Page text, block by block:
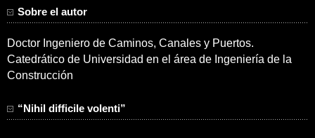
Sobre el autor
Doctor Ingeniero de Caminos, Canales y Puertos.
Catedrático de Universidad en el área de Ingeniería de la
Construcción
“Nihil difficile volenti”